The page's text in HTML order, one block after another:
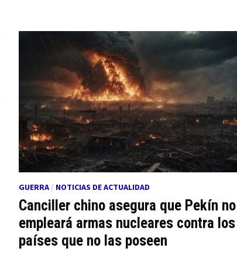
GUERRA / NOTICIAS DE ACTUALIDAD
Canciller chino asegura que Pekín no
empleará armas nucleares contra los
países que no las poseen